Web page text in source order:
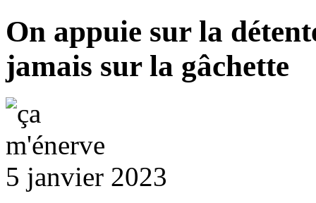
On appuie sur la
jamais sur la gâchette
5 janvier 2023